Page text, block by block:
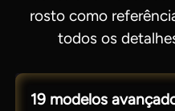
rosto como
todos os
19 modelos